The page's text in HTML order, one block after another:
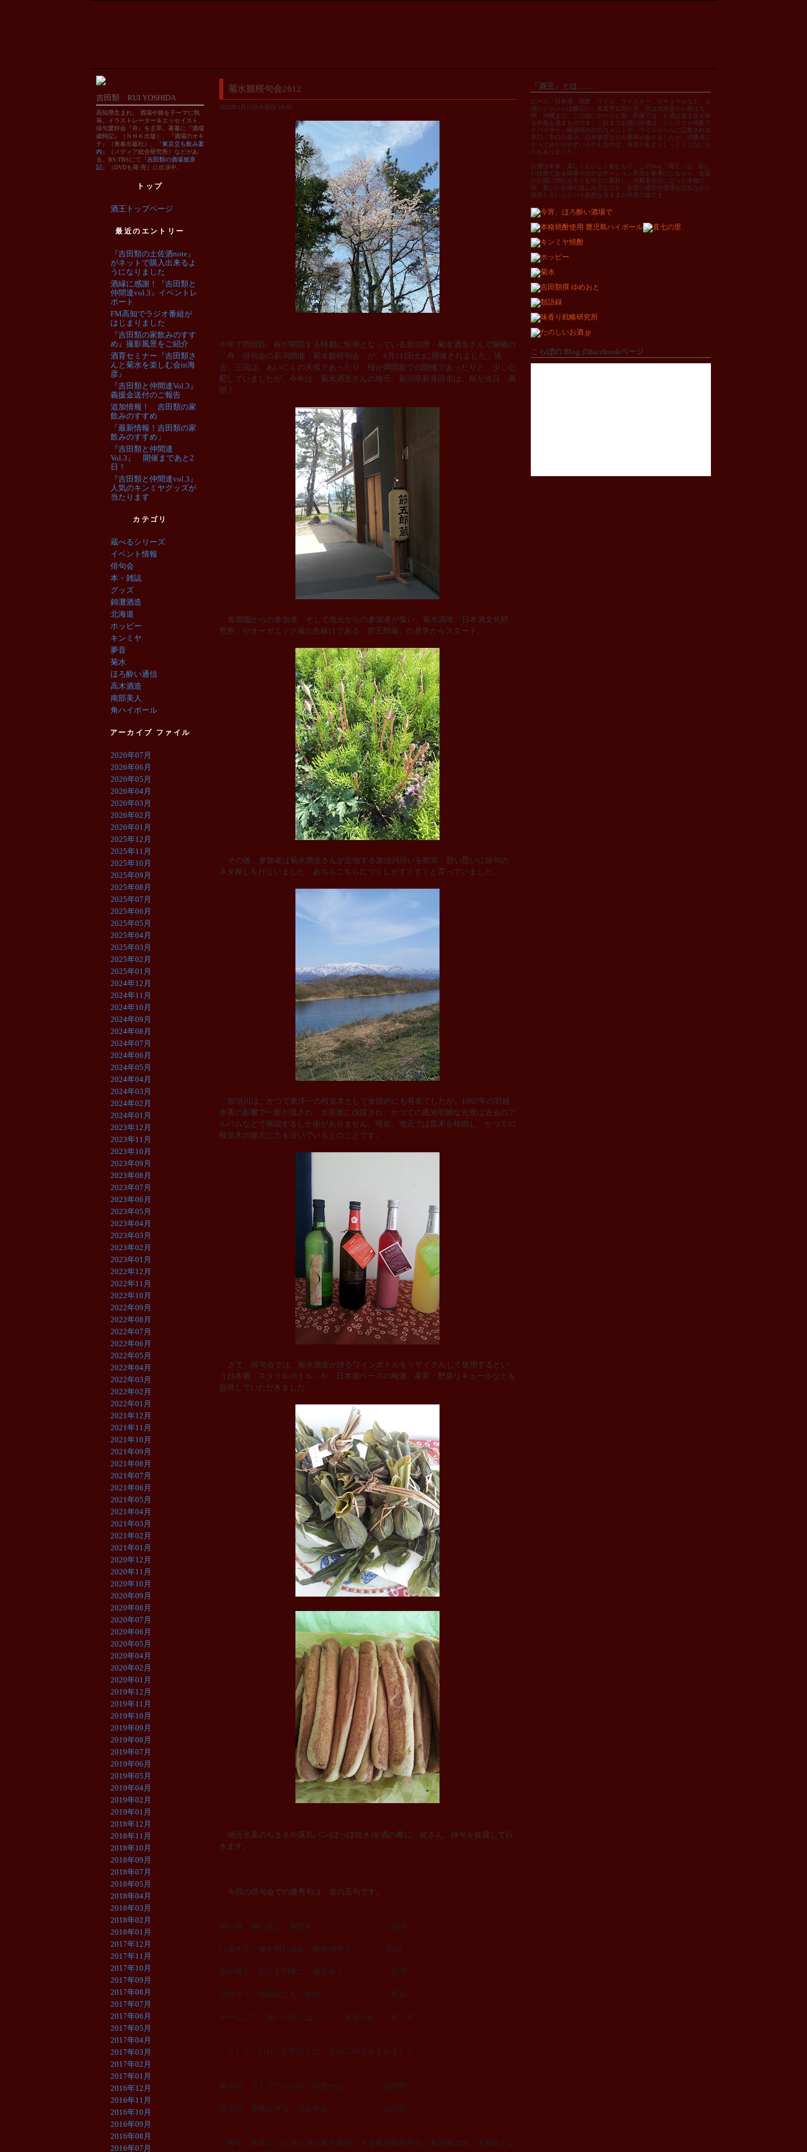
菊水観桜句会2012
2012年5月17日木曜日 18:46
今年で四回目、桜が開花する時期に恒例となっている新潟県・菊水酒造さんで開催の
「舟」俳句会の新潟開催「菊水観桜句会」が、 4 月 21 日 ( )に開催されました。過
去、三回は、あいにくの天候であったり、桜が満開前での開催であったりと、少し心
配していましたが、今年は、菊水酒造さんの地元、新潟県新発田市は、桜が当日、満
開！
首都圏からの参加者、そして地元からの参加者が集い、菊水酒造「日本酒文化研
究所」やオーガニック蔵の先駆けである「節五郎蔵」の見学からスタート。
その後、参加者は菊水酒造さんが立地する加治川沿いを散策、思い思いに俳句の
ネタ探しを行ないました。あちらこちらにつくしがすくすくと育っていました。
加治川は、かつて東洋一の桜並木として全国的にも有名でしたが、 1967年の羽越
水害の影響で一部が流され、水害後に伐採され、かつての風光明媚な光景は過去のア
ルバムなどで確認するしか術がありません。現在、地元では苗木を植樹し、かつての
桜並木の復元に力を注いでいるとのことです。
さて、俳句会では、菊水酒造が誇るワインボトルをリサイクルして使用するとい
う日本酒「スタイルボトル」や、日本酒ベースの梅酒、果実・野菜リキュールなどを
提供していただきました。
地元名産のちまきや蒸気パン(ぽっぽ焼き )を酒の肴に、皆さん、俳句を披露して行
きます。
今回の俳句会での優秀句は、次の五句です。
酒の神 麹の床に 春眠す 泥頭
行過ぎる 春を閉じ込め 酢味噌和え 杉山
春の香を 散らす列車に 腕を振り 前澤
花散りて 地蔵様にも 髪飾り 夢音
ホームにて 揃いの桜（はな）に 見送られ 佐々木
そして、われらが類さんは、次の二句を詠まれました。
黄水仙 マドモアゼルの 吐息かな 吉田類
残雪の 連峰よぎる 少女かな 吉田類
毎年、美味しいお酒と酒の肴を満喫できる菊水観桜句会。参加者は皆、大満足のよ
吉田類 RUI YOSHIDA
高知県生まれ。 酒場や旅をテーマに執
筆。イラストレーター＆エッセイスト、
俳句愛好会『舟』を主宰。著書に『酒場
歳時記』（ＮＨＫ出版）、『酒場のオキ
テ』（青春出版社）、『東京立ち飲み案
内 』（メディア総合研究所）などがあ
る。BS-TBSにて『吉田類の酒場放浪
記』（DVDも発 売）に出演中。
トップ
酒王トップページ
最近のエントリー
『吉田類の土佐酒note』
がネットで購入出来るよ
うになりました
酒縁に感謝！『吉田類と
仲間達vol.3』イベントレ
ポート
FM高知でラジオ番組が
はじまりました
『吉田類の家飲みのすす
め』撮影風景をご紹介
酒育セミナー『吉田類さ
んと菊水を楽しむ会in海
彦』
『吉田類と仲間達Vol.3』
義援金送付のご報告
追加情報！ 吉田類の家
飲みのすすめ
「最新情報！吉田類の家
飲みのすすめ」
『吉田類と仲間達
Vol.3』 開催まであと2
日！
『吉田類と仲間達vol.3』
人気のキンミヤグッズが
当たります
カテゴリ
蔵べるシリーズ
イベント情報
俳句会
本・雑誌
グッズ
錦灘酒造
北海道
ホッピー
キンミヤ
夢音
菊水
ほろ酔い通信
高木酒造
南部美人
角ハイボール
アーカイブ ファイル
2026年07月
2026年06月
2026年05月
2026年04月
2026年03月
2026年02月
2026年01月
2025年12月
2025年11月
2025年10月
2025年09月
2025年08月
2025年07月
2025年06月
2025年05月
2025年04月
2025年03月
2025年02月
2025年01月
2024年12月
2024年11月
2024年10月
2024年09月
2024年08月
2024年07月
2024年06月
2024年05月
2024年04月
2024年03月
2024年02月
2024年01月
2023年12月
2023年11月
2023年10月
2023年09月
2023年08月
2023年07月
2023年06月
2023年05月
2023年04月
2023年03月
2023年02月
2023年01月
2022年12月
2022年11月
2022年10月
2022年09月
2022年08月
2022年07月
2022年06月
2022年05月
2022年04月
2022年03月
2022年02月
2022年01月
2021年12月
2021年11月
2021年10月
2021年09月
2021年08月
2021年07月
2021年06月
2021年05月
2021年04月
2021年03月
2021年02月
2021年01月
2020年12月
2020年11月
2020年10月
2020年09月
2020年08月
2020年07月
2020年06月
2020年05月
2020年04月
2020年02月
2020年01月
2019年12月
2019年11月
2019年10月
2019年09月
2019年08月
2019年07月
2019年06月
2019年05月
2019年04月
2019年02月
2019年01月
2018年12月
2018年11月
2018年10月
2018年09月
2018年07月
2018年05月
2018年04月
2018年03月
2018年02月
2018年01月
2017年12月
2017年11月
2017年10月
2017年09月
2017年08月
2017年07月
2017年06月
2017年05月
2017年04月
2017年03月
2017年02月
2017年01月
2016年12月
2016年11月
2016年10月
2016年09月
2016年08月
2016年07月
「酒王」とは……
ビール、日本酒、焼酎、ワイン、ウィスキー、リキュールなど、お
酒のジャンルは幅広い。老若男女問わず、北は北海道から南は九
州・沖縄まで。この縦にやたらと長い島国では、お酒は食文化を彩
る中核を成すものです。これまでお酒の評価は、ソムリエや焼酎ア
ドバイザー、唎酒師の方のコメントや、ワインラベルに記載される
甘口・辛口の表示、日本酒度などの基準がありましたが、消費者に
とって分かりやすいものもあれば、表現があまりしっくりこないも
のもありました。
お酒は本来、楽しくおいしく飲むもの。このblog「酒王」は、新し
い技術である味香りのナビゲーション手法も参考にしながら、全国
のお酒に関わる方々を中心に取材し、消費者視点に立った本物の
味、新しいお酒の楽しみ方などを、全国の蔵元や酒場を訪ねながら
探求していくという徒然なるままの求道の旅です。
こらぼの Blog のfacebookページ